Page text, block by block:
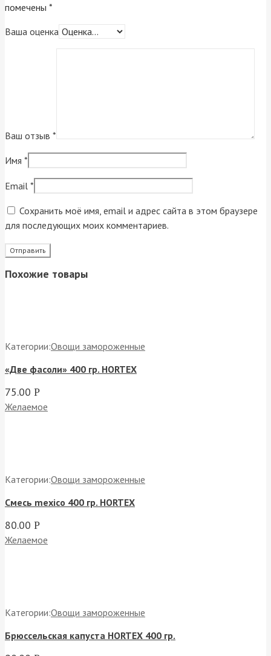
помечены *
Ваша оценка
Ваш отзыв *
Имя *
Email *
Сохранить моё имя, email и адрес сайта в этом браузере
для последующих моих комментариев.
Похожие товары
Категории:Овощи замороженные
«Две фасоли» 400 гр. HORTEX
75.00 Р
Желаемое
Категории:Овощи замороженные
Смесь mexico 400 гр. HORTEX
80.00 Р
Желаемое
Категории:Овощи замороженные
Брюссельская капуста HORTEX 400 гр.